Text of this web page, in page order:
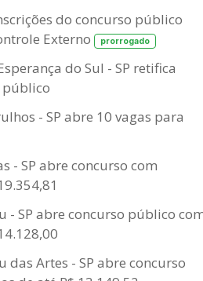
do concurso público
Externo
prorrogado
do Sul - SP retifica
público
- SP abre 10 vagas para
- SP abre concurso com
- SP abre concurso público
das Artes - SP abre concurso